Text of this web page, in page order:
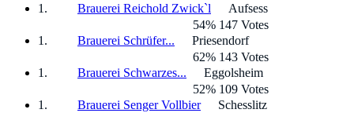
Brauerei Reichold Zwick`l
Aufsess
54% 147 Votes
Brauerei Schrüfer...
Priesendorf
62% 143 Votes
Brauerei Schwarzes...
Eggolsheim
52% 109 Votes
Brauerei Senger Vollbier
Schesslitz